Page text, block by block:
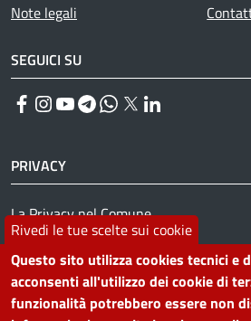
Rivedi le tue scelte sui cookie
Questo sito utilizza cookies tecnici e
acconsenti all'utilizzo dei cookie di
funzionalità potrebbero essere non
Note legali
SEGUICI SU
Facebook
Instagram
YouTube
Telegram
WhatsApp
Twitter
PRIVACY
Useful links section
La Privacy nel Comune
PRIVACY